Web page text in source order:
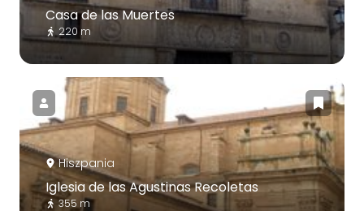
Casa de las Muertes
220 m
Hiszpania
Iglesia de las Agustinas Recoletas
355 m